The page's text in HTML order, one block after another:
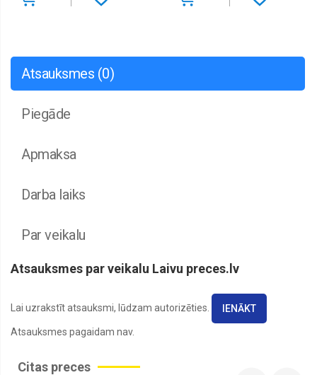
Atsauksmes (0)
Piegāde
Apmaksa
Darba laiks
Par veikalu
Atsauksmes par veikalu Laivu preces.lv
Lai uzrakstīt atsauksmi, lūdzam autorizēties. IENĀKT
Atsauksmes pagaidam nav.
Citas preces